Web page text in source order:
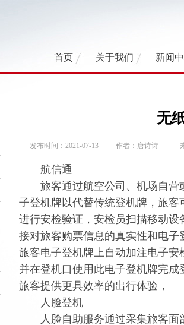
首页 关于我们 新闻
无
发布时间：2021-07-13 作者：唐诗诗
航信通
旅客通过航空公司、机场自营
子登机牌以代替传统登机牌，旅
进行安检验证，安检员扫描移动
接对旅客购票信息的真实性和电
旅客电子登机牌上自动加注电子
并在登机口使用此电子登机牌完
旅客提供更具效率的出行体验，
人脸登机
人脸自助服务通过采集旅客面